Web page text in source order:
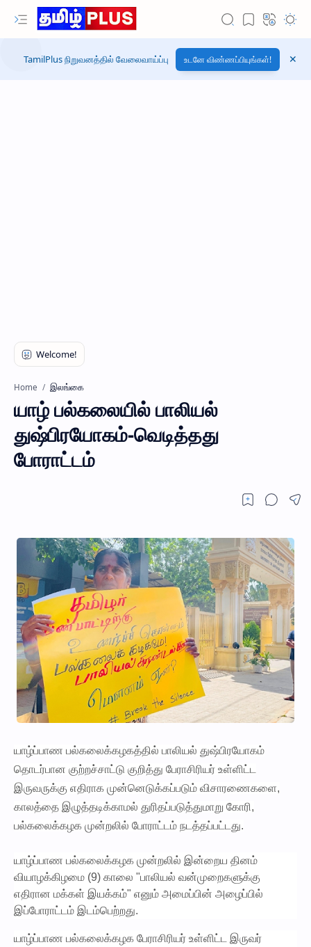
TamilPlus நிறுவனத்தில் வேலைவாய்ப்பு உடனே விண்ணப்பியுங்கள்!
Home இலங்கை
யாழ் பல்கலையில் பாலியல்
துஷ்பிரயோகம்-வெடித்தது
போராட்டம்
யாழ்ப்பாண பல்கலைக்கழகத்தில் பாலியல் துஷ்பிரயோகம்
தொடர்பான குற்றச்சாட்டு குறித்து பேராசிரியர் உள்ளிட்ட
இருவருக்கு எதிராக முன்னெடுக்கப்படும் விசாரணைகளை,
காலத்தை இழுத்தடிக்காமல் துரிதப்படுத்துமாறு கோரி,
பல்கலைக்கழக முன்றலில் போராட்டம் நடத்தப்பட்டது.
யாழ்ப்பாண பல்கலைக்கழக முன்றலில் இன்றைய தினம்
வியாழக்கிழமை (9) காலை "பாலியல் வன்முறைகளுக்கு
எதிரான மக்கள் இயக்கம்" எனும் அமைப்பின் அழைப்பில்
இப்போராட்டம் இடம்பெற்றது.
யாழ்ப்பாண பல்கலைக்கழக பேராசிரியர் உள்ளிட்ட இருவர்